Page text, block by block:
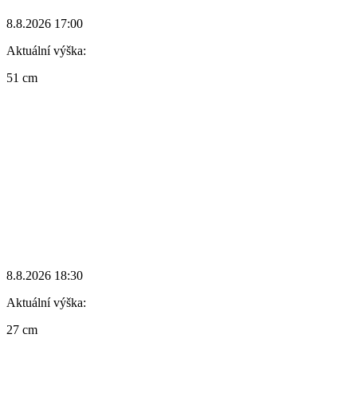
8.8.2026 17:00
Aktuální výška:
51 cm
8.8.2026 18:30
Aktuální výška:
27 cm